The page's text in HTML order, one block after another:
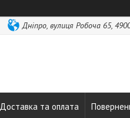
Дніпро, вулиця Робоча 65,
Доставка та оплата